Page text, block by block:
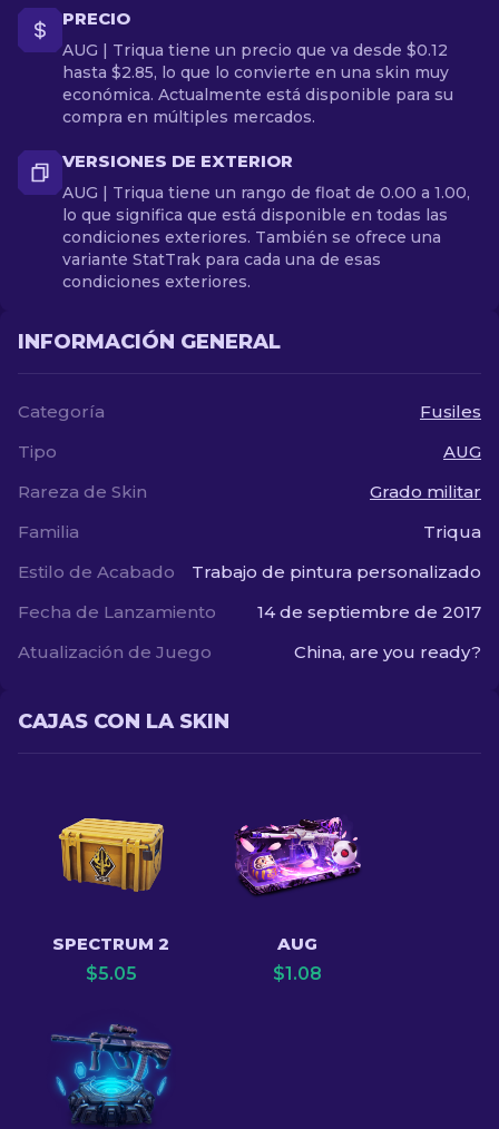
PRECIO
AUG | Triqua tiene un precio que va desde $0.12
hasta $2.85, lo que lo convierte en una skin muy
económica. Actualmente está disponible para su
compra en múltiples mercados.
VERSIONES DE EXTERIOR
AUG | Triqua tiene un rango de float de 0.00 a 1.00,
lo que significa que está disponible en todas las
condiciones exteriores. También se ofrece una
variante StatTrak para cada una de esas
condiciones exteriores.
INFORMACIÓN GENERAL
Categoría
Fusiles
Tipo
AUG
Rareza de Skin
Grado militar
Familia
Triqua
Estilo de Acabado
Trabajo de pintura personalizado
Fecha de Lanzamiento
14 de septiembre de 2017
Atualización de Juego
China, are you ready?
CAJAS CON LA SKIN
SPECTRUM 2
$5.05
AUG
$1.08